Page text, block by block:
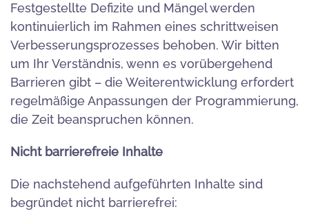
Festgestellte Defizite und Mängel werden
kontinuierlich im Rahmen eines schrittweisen
Verbesserungsprozesses behoben. Wir bitten
um Ihr Verständnis, wenn es vorübergehend
Barrieren gibt – die Weiterentwicklung erfordert
regelmäßige Anpassungen der Programmierung,
die Zeit beanspruchen können.
Nicht barrierefreie Inhalte
Die nachstehend aufgeführten Inhalte sind
begründet nicht barrierefrei: